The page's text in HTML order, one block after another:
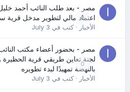
0
مصر - بعد طلب النائب أحمد خليل
اعتماد مالي لتطوير مدخل قرية
الأخبار· كتب في July 3
0
مصر - بحضور أعضاء مكتب النائب
لجنة تعاين طريقي قرية الحظيرة
بالنهضة تمهيدًا لبدء تطويره
الأخبار· كتب في July 3